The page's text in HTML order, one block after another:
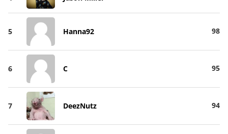
5 Hanna92 98
6 C 95
7 DeezNutz 94